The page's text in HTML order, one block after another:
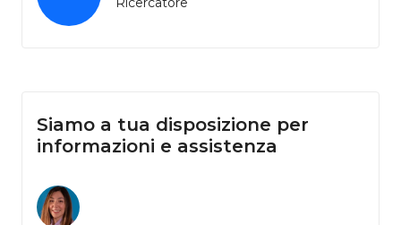
Siamo a tua disposizione per
informazioni e assistenza